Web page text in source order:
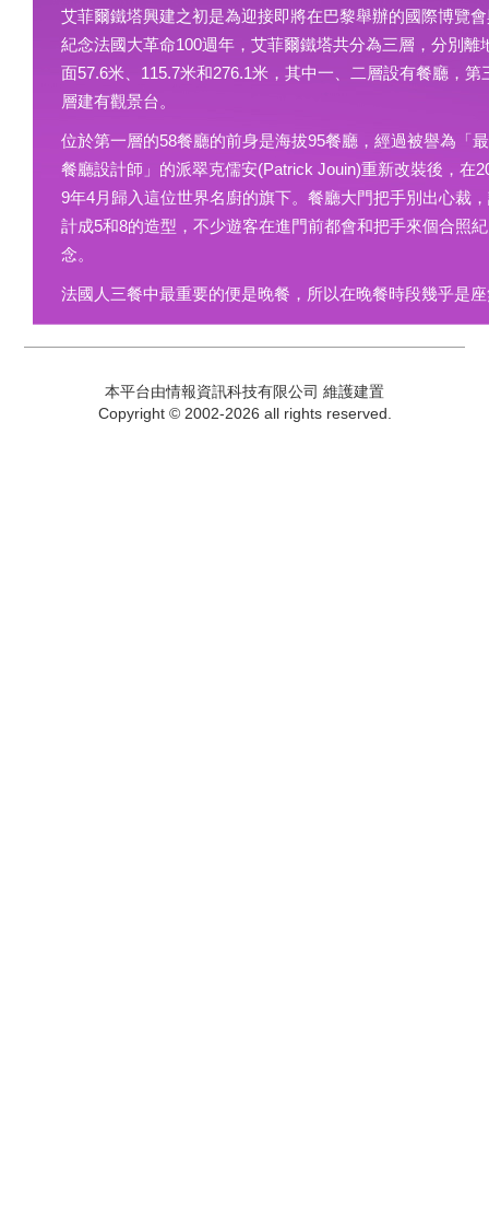
艾菲爾鐵塔興建之初是為迎接即將在巴黎舉辦的國際博覽
紀念法國大革命100週年，艾菲爾鐵塔共分為三層，分別離
面57.6米、115.7米和276.1米，其中一、二層設有餐廳，第
層建有觀景台。
位於第一層的58餐廳的前身是海拔95餐廳，經過被譽為「
餐廳設計師」的派翠克儒安(Patrick Jouin)重新改裝後，在
9年4月歸入這位世界名廚的旗下。餐廳大門把手別出心裁
計成5和8的造型，不少遊客在進門前都會和把手來個合照紀
念。
法國人三餐中最重要的便是晚餐，所以在晚餐時段幾乎是
本平台由情報資訊科技有限公司 維護建置
Copyright © 2002-2026 all rights reserved.